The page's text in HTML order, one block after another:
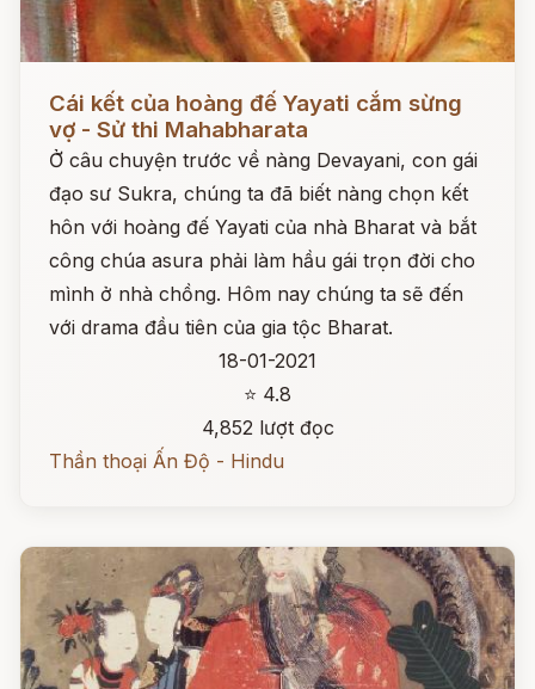
Cái kết của hoàng đế Yayati cắm sừng
vợ - Sử thi Mahabharata
Ở câu chuyện trước về nàng Devayani, con gái
đạo sư Sukra, chúng ta đã biết nàng chọn kết
hôn với hoàng đế Yayati của nhà Bharat và bắt
công chúa asura phải làm hầu gái trọn đời cho
mình ở nhà chồng. Hôm nay chúng ta sẽ đến
với drama đầu tiên của gia tộc Bharat.
18-01-2021
⭐ 4.8
4,852 lượt đọc
Thần thoại Ấn Độ - Hindu